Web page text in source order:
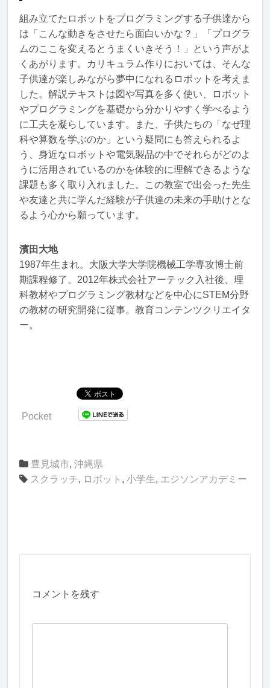
組み立てたロボットをプログラミングする子供達から
は「こんな動きをさせたら面白いかな？」「プログラ
ムのここを変えるとうまくいきそう！」という声がよ
くあがります。カリキュラム作りにおいては、そんな
子供達が楽しみながら夢中になれるロボットを考えま
した。解説テキストは図や写真を多く使い、ロボット
やプログラミングを基礎から分かりやすく学べるよう
に工夫を凝らしています。また、子供たちの「なぜ理
科や算数を学ぶのか」という疑問にも答えられるよ
う、身近なロボットや電気製品の中でそれらがどのよ
うに活用されているのかを体験的に理解できるような
課題も多く取り入れました。この教室で出会った先生
や友達と共に学んだ経験が子供達の未来の手助けとな
るよう心から願っています。
濱田大地
1987年生まれ。大阪大学大学院機械工学専攻博士前
期課程修了。2012年株式会社アーテック入社後、理
科教材やプログラミング教材などを中心にSTEM分野
の教材の研究開発に従事。教育コンテンツクリエイタ
ー。
Pocket
豊見城市, 沖縄県
スクラッチ, ロボット , 小学生, エジソンアカデミー
コメントを残す